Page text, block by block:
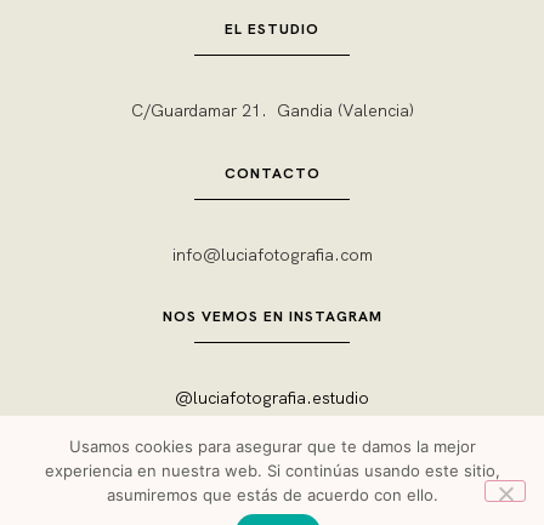
EL ESTUDIO
C/Guardamar 21. Gandia (Valencia)
CONTACTO
info@luciafotografia.com
NOS VEMOS EN INSTAGRAM
@luciafotografia.estudio
Usamos cookies para asegurar que te damos la mejor
experiencia en nuestra web. Si continúas usando este sitio,
asumiremos que estás de acuerdo con ello.